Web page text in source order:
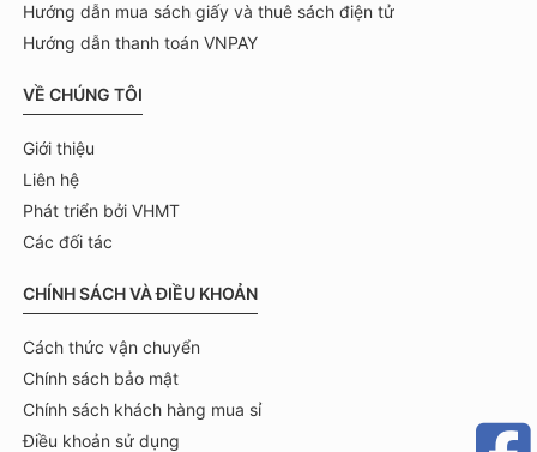
Hướng dẫn mua sách giấy và thuê sách điện tử
Hướng dẫn thanh toán VNPAY
VỀ CHÚNG TÔI
Giới thiệu
Liên hệ
Phát triển bởi VHMT
Các đối tác
CHÍNH SÁCH VÀ ĐIỀU KHOẢN
Cách thức vận chuyển
Chính sách bảo mật
Chính sách khách hàng mua sỉ
Điều khoản sử dụng